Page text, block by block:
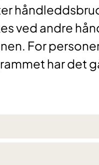
ved andre
For
har det